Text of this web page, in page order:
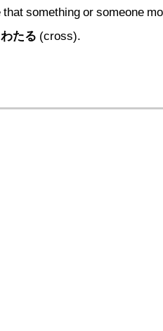
something or someone
わたる (cross).